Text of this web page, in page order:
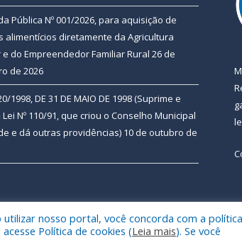
Pública Nº 001/2026, para aquisição de
alimentícios diretamente da Agricultura
e do Empreendedor Familiar Rural 26 de
de 2026
1998, DE 31 DE MAIO DE 1998 (Suprime e
Nº 110/91, que criou o Conselho Municipal
e dá outras providências) 10 de outubro de
Mapa do Site
nosso portal, você concorda com a
Política de cookies (Leia mais). Se você